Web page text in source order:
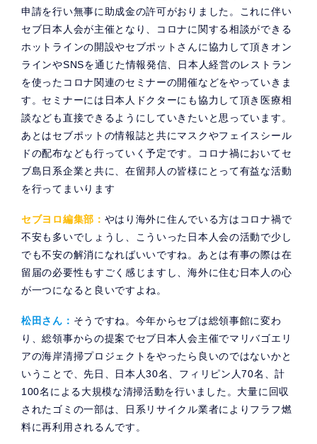
申請を行い無事に助成金の許可がおりました。これに伴い
セブ日本人会が主催となり、コロナに関する相談ができる
ホットラインの開設やセブポットさんに協力して頂きオン
ラインやSNSを通じた情報発信、日本人経営のレストラン
を使ったコロナ関連のセミナーの開催などをやっていきま
す。セミナーには日本人ドクターにも協力して頂き医療相
談なども直接できるようにしていきたいと思っています。
あとはセブポットの情報誌と共にマスクやフェイスシール
ドの配布なども行っていく予定です。コロナ禍においてセ
ブ島日系企業と共に、在留邦人の皆様にとって有益な活動
を行ってまいります
セブヨロ編集部： やはり海外に住んでいる方はコロナ禍で
不安も多いでしょうし、こういった日本人会の活動で少し
でも不安の解消になればいいですね。あとは有事の際は在
留届の必要性もすごく感じますし、海外に住む日本人の心
が一つになると良いですよね。
松田さん： そうですね。今年からセブは総領事館に変わ
り、総領事からの提案でセブ日本人会主催でマリバゴエリ
アの海岸清掃プロジェクトをやったら良いのではないかと
いうことで、先日、日本人30名、フィリピン人70名、計
100名による大規模な清掃活動を行いました。大量に回収
されたゴミの一部は、日系リサイクル業者によりフラフ燃
料に再利用されるんです。